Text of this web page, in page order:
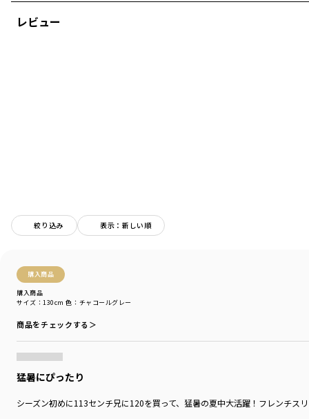
レビュー
絞り込み 表示：新しい順
購入商品
購入商品
サイズ：130cm 色：チャコールグレー
商品をチェックする＞
猛暑にぴったり
シーズン初めに113センチ兄に120を買って、猛暑の夏中大活躍！フレンチ